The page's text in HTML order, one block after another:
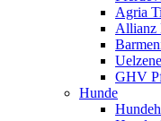
Agria
Allianz
GHV
Hunde